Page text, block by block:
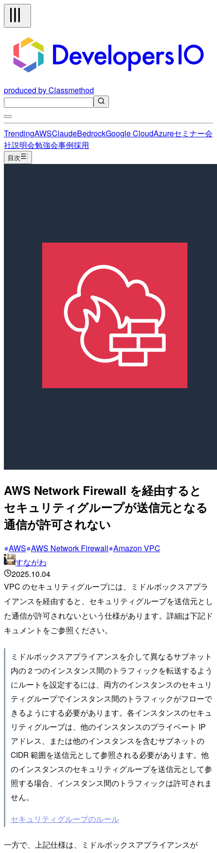
produced by Classmethod
TrendingAWSClaudeBedrockGoogle CloudAzureセミナー会
社説明会勉強会事例採用
目次
AWS Network Firewall を経由すると
セキュリティグループが送信元となる
通信が許可されない
AWS AWS Network Firewall Amazon VPC
すながわ
2025.10.04
VPC のセキュリティグループには、ミドルボックスアプラ
イアンスを経由すると、セキュリティグループを送信元とし
た通信が許可されないという仕様があります。詳細は下記ド
キュメントをご参照ください。
ミドルボックスアプライアンスを介して異なるサブネット
内の 2 つのインスタンス間のトラフィックを転送するよう
にルートを設定するには、両方のインスタンスのセキュリ
ティグループでインスタンス間のトラフィックがフローで
きるようにする必要があります。各インスタンスのセキュ
リティグループは、他のインスタンスのプライベート IP
アドレス、または他のインスタンスを含むサブネットの
CIDR 範囲を送信元として参照される必要があります。他
のインスタンスのセキュリティグループを送信元として参
照する場合、インスタンス間のトラフィックは許可されま
せん。
セキュリティグループのルール
一方で、上記仕様は、ミドルボックスアプライアンスが